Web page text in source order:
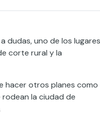
dudas, uno de los lugares
corte rural y la
hacer otros planes como
la ciudad de